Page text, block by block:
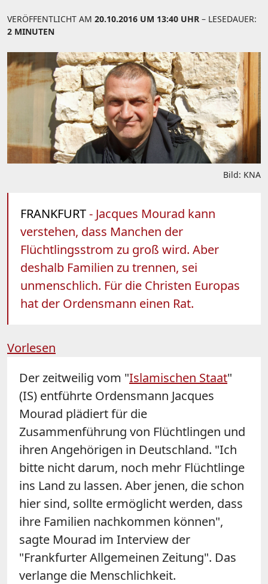
VERÖFFENTLICHT AM 20.10.2016 UM 13:40 UHR – LESEDAUER:
2 MINUTEN
Bild: KNA
FRANKFURT- Jacques Mourad kann
verstehen, dass Manchen der
Flüchtlingsstrom zu groß wird. Aber
deshalb Familien zu trennen, sei
unmenschlich. Für die Christen Europas
hat der Ordensmann einen Rat.
Vorlesen
Der zeitweilig vom "Islamischen Staat"
(IS) entführte Ordensmann Jacques
Mourad plädiert für die
Zusammenführung von Flüchtlingen und
ihren Angehörigen in Deutschland. "Ich
bitte nicht darum, noch mehr Flüchtlinge
ins Land zu lassen. Aber jenen, die schon
hier sind, sollte ermöglicht werden, dass
ihre Familien nachkommen können",
sagte Mourad im Interview der
"Frankfurter Allgemeinen Zeitung". Das
verlange die Menschlichkeit.